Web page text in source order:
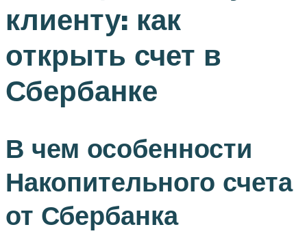
клиенту: как
открыть счет в
Сбербанке
В чем особенности
Накопительного счета
от Сбербанка